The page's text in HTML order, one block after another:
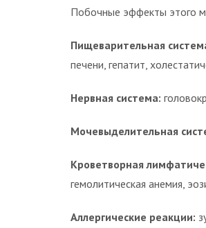
Побочные эффекты этого
Пищеварительная
печени, гепатит,
Нервная система:
Мочевыделительная
Кроветворная
гемолитическая анемия,
Аллергические реакции: